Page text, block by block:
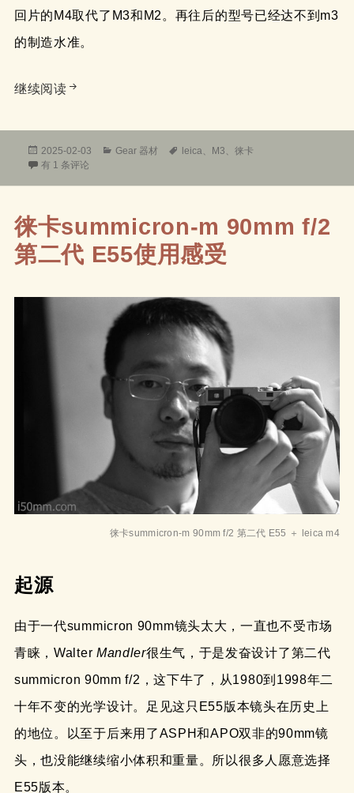
回片的M4取代了M3和M2。再往后的型号已经达不到m3
的制造水准。
继续阅读开创者传说徕卡leica M3布道者
发
布
2025-02-03
分
Gear 器材
标
leica M3 、徕卡
开创者传说徕卡leica M3布道者
有 1 条评论
徕卡summicron-m 90mm f/2
第二代 E55使用感受
徕卡summicron-m 90mm f/2 第二代 E55 ＋ leica m4
起源
由于一代summicron 90mm镜头太大，一直也不受市场
青睐，Walter Mandler很生气，于是发奋设计了第二代
summicron 90mm f/2，这下牛了，从1980到1998年二
十年不变的光学设计。足见这只E55版本镜头在历史上
的地位。以至于后来用了ASPH和APO双非的90mm镜
头，也没能继续缩小体积和重量。所以很多人愿意选择
E55版本。